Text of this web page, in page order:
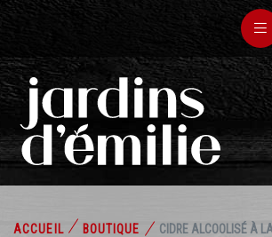
ACCUEIL BOUTIQUE CIDRE ALCOOLISÉ À